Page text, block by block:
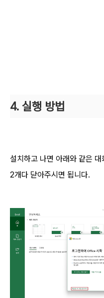
4. 실행 방법
설치하고 나면 아래와 같은
2개다 닫아주시면 됩니다.